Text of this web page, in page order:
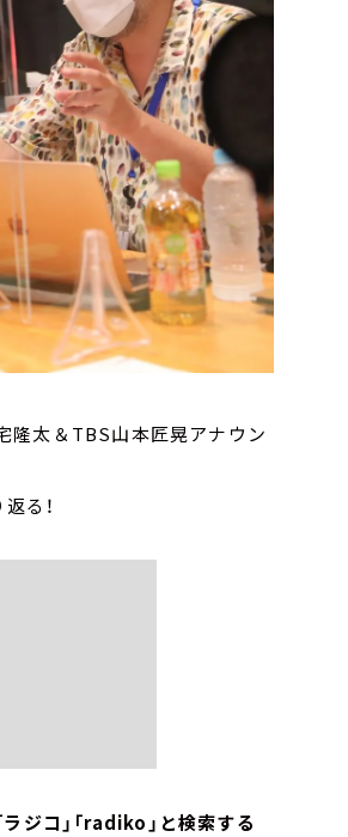
隆太＆TBS山本匠晃アナウン
る！
ラジコ」「radiko」と検索する